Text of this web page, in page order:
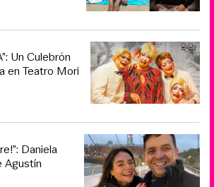
Un Culebrón
en Teatro Mori
Daniela
Agustín